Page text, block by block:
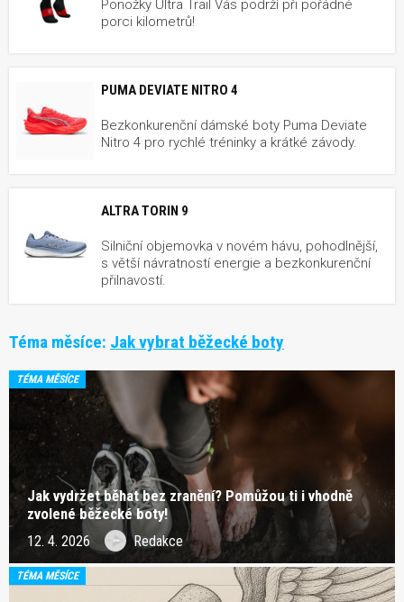
Ponožky Ultra Trail Vás podrží při pořádné
porci kilometrů!
PUMA DEVIATE NITRO 4
Bezkonkurenční dámské boty Puma Deviate
Nitro 4 pro rychlé tréninky a krátké závody.
ALTRA TORIN 9
Silniční objemovka v novém hávu, pohodlnější,
s větší návratností energie a bezkonkurenční
přilnavostí.
Téma měsíce: Jak vybrat běžecké boty
TÉMA MĚSÍCE
Jak vydržet běhat bez zranění? Pomůžou ti i vhodně
zvolené běžecké boty!
12. 4. 2026 Redakce
TÉMA MĚSÍCE